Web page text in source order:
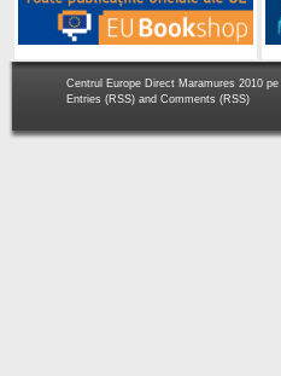
Centrul Europe Direct Maramures 2010 pe
Entries (RSS) and Comments (RSS)